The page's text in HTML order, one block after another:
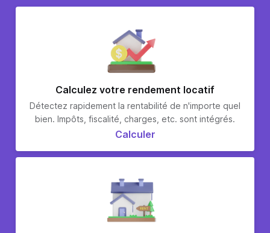
Calculez votre rendement locatif
Détectez rapidement la rentabilité de n'importe quel
bien. Impôts, fiscalité, charges, etc. sont intégrés.
Calculer